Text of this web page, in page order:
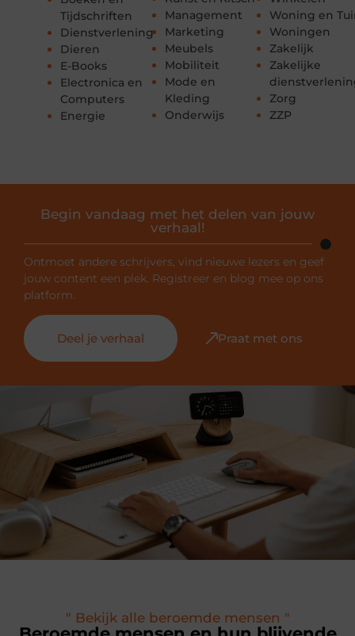
Tijdschriften
Dienstverlening
Dieren
E-Books
Electronica en
Computers
Energie
Management
Marketing
Meubels
Mobiliteit
Mode en
Kleding
Onderwijs
Woning en
Woningen
Zakelijk
Zakelijke
Zorg
ZZP
Begin vandaag met het delen van jouw
verhaal!
Ontmoet andere schrijvers, vind nieuwe lezers en geef
jouw content een plek. Registreer en blog mee op ons
platform.
Deel je verhaal Praat met ons
" Bekijk alle beroemde mensen "